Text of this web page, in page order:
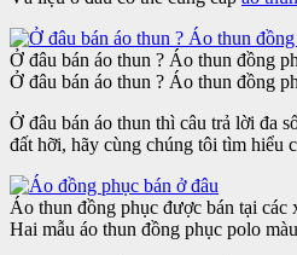
Ở đâu bán áo thun ? Áo thun đồng
Ở đâu bán áo thun ? Áo thun đồng
Ở đâu bán áo thun thì câu trả lời đa
đất hỡi, hãy cùng chúng tôi tìm hiểu
Áo thun đồng phục được bán tại
Hai mẫu áo thun đồng phục polo